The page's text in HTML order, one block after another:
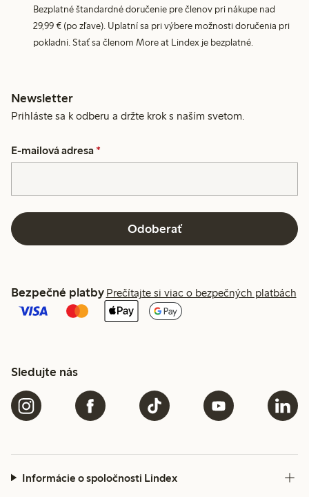
Bezplatné štandardné doručenie pre členov pri nákupe nad
29,99 € (po zľave). Uplatní sa pri výbere možnosti doručenia pri
pokladni. Stať sa členom More at Lindex je bezplatné.
Newsletter
Prihláste sa k odberu a držte krok s naším svetom.
E-mailová adresa *
Odoberať
Bezpečné platby Prečítajte si viac o bezpečných platbách
Sledujte nás
Informácie o spoločnosti Lindex